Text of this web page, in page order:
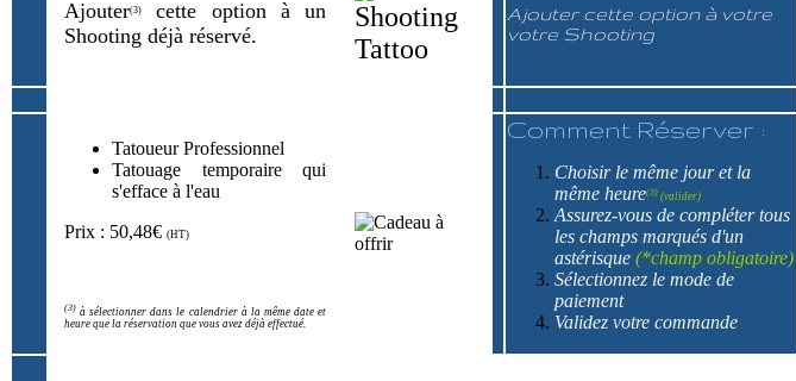
Ajouter(3)
cette option à un
Shooting déjà réservé.
Ajouter cette option à votre
votre Shooting
Tatoueur Professionnel
Tatouage temporaire qui
s'efface à l'eau
Prix : 50,48€ (HT)
(3) à sélectionner dans le calendrier à la même date et
heure que la réservation que vous avez déjà effectué.
Comment Réserver :
Choisir le même jour et la
même heure(3) (valider)
Assurez-vous de compléter tous
les champs marqués d'un
astérisque (*champ obligatoire)
Sélectionnez le mode de
paiement
Validez votre commande